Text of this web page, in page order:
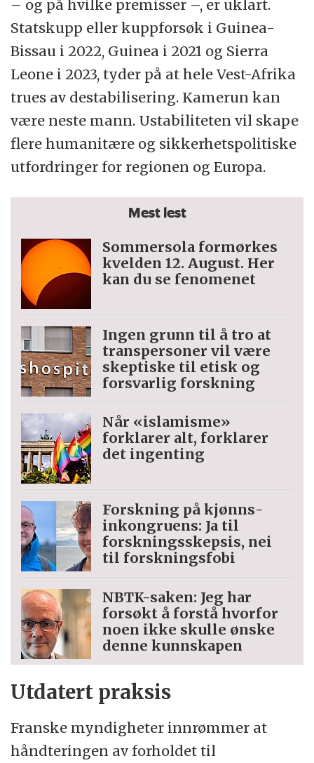
– og på hvilke premisser –, er uklart.
Statskupp eller kuppforsøk i Guinea-
Bissau i 2022, Guinea i 2021 og Sierra
Leone i 2023, tyder på at hele Vest-Afrika
trues av destabilisering. Kamerun kan
være neste mann. Ustabiliteten vil skape
flere humanitære og sikkerhetspolitiske
utfordringer for regionen og Europa.
Mest lest
Sommersola formørkes
kvelden 12. August. Her
kan du se fenomenet
Ingen grunn til å tro at
trans­personer vil være
skeptiske til etisk og
forsvarlig forskning
Når «islamisme»
forklarer alt, forklarer
det ingenting
Forskning på kjønns­
inkongruens: Ja til
forskningsskepsis, nei
til forskningsfobi
NBTK-saken: Jeg har
forsøkt å forstå hvorfor
noen ikke skulle ønske
denne kunnskapen
Utdatert praksis
Franske myndigheter innrømmer at
håndteringen av forholdet til